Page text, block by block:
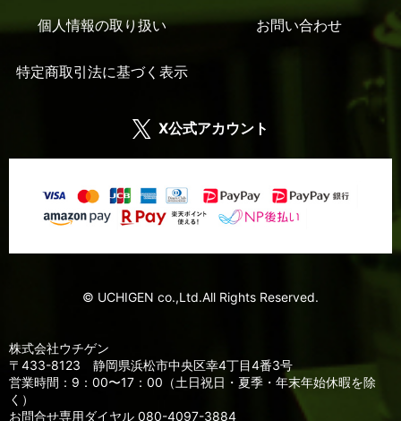
個人情報の取り扱い お問い合わせ
特定商取引法に基づく表示
X公式アカウント
© UCHIGEN co.,Ltd.All Rights Reserved.
株式会社ウチゲン
〒433-8123 静岡県浜松市中央区幸4丁目4番3号
営業時間：9：00〜17：00（土日祝日・夏季・年末年始休暇を除
く）
お問合せ専用ダイヤル 080-4097-3884